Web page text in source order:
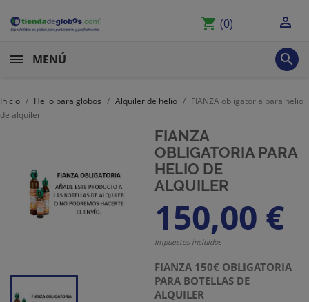
shopping_cart (0) 
MENÚ 
Inicio Helio para globos Alquiler de helio
FIANZA obligatoria para helio
de alquiler
FIANZA
OBLIGATORIA PARA
HELIO DE
ALQUILER
150,00 €
Impuestos incluidos
FIANZA 150€ OBLIGATORIA
PARA BOTELLAS DE
ALQUILER